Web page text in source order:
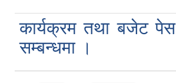
कार्यक्रम तथा बजेट पेस
सम्बन्धमा ।